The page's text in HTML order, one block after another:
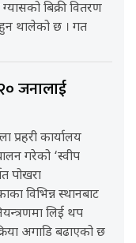
बिक्री वितरण
थालेको छ । गत
जनालाई
प्रहरी कार्यालय
गरेको ‘स्वीप
पोखरा
विभिन्न स्थानबाट
लिई थप
अगाडि बढाएको छ